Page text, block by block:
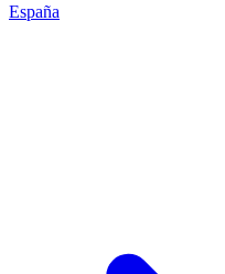
España